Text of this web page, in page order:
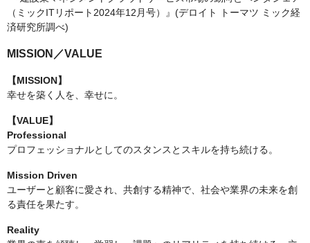
（ミックITリポート2024年12月号）』(デロイト トーマツ ミック経
済研究所調べ)
MISSION／VALUE
【MISSION】
幸せを築く人を、幸せに。
【VALUE】
Professional
プロフェッショナルとしてのスタンスとスキルを持ち続ける。
Mission Driven
ユーザーと顧客に愛され、共創する精神で、社会や業界の未来を創
る責任を果たす。
Reality